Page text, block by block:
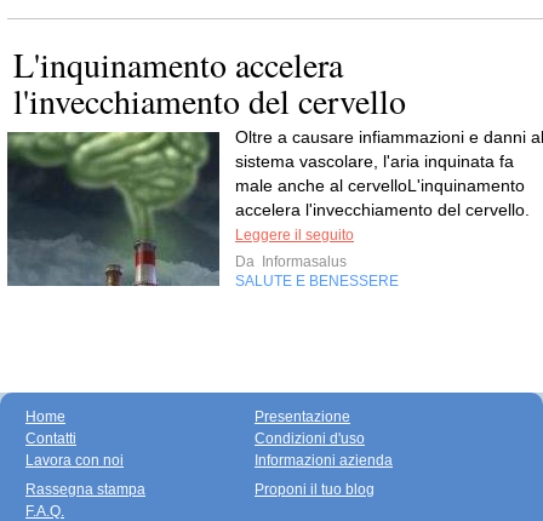
L'inquinamento accelera
l'invecchiamento del cervello
Oltre a causare infiammazioni e danni al
sistema vascolare, l'aria inquinata fa
male anche al cervelloL'inquinamento
accelera l'invecchiamento del cervello.
Leggere il seguito
Da
Informasalus
SALUTE E BENESSERE
Home
Contatti
Lavora con noi
Presentazione
Condizioni d'uso
Informazioni azienda
Rassegna stampa
F.A.Q.
Proponi il tuo blog